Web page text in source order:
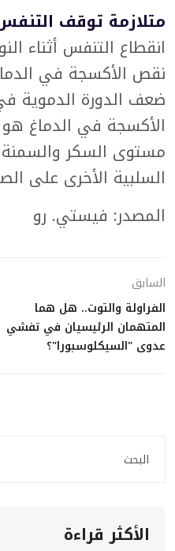
متلازمة توقف التنفس
انقطاع التنفس أثناء
نقص الأكسجة في
ضعف الدورة الدموية
الأكسجة في الدماغ هو
مستوى السكر والسمنة
السلبية الأخرى على
المصدر: فيستي. رو
السابق
الفراولة والتوت.. هل هما
المتهمان الرئيسيان في تفشي
عدوى "السيكلوسبورا"؟
الأكثر قراءة